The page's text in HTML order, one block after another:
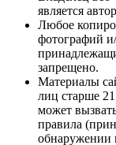
является
Любое
фотографий
запрещено.
Материалы
лиц старше
может
правила
обнаружении